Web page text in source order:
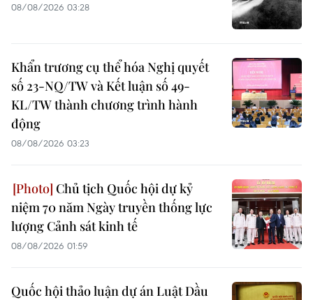
08/08/2026 03:28
Khẩn trương cụ thể hóa Nghị quyết
số 23-NQ/TW và Kết luận số 49-
KL/TW thành chương trình hành
động
08/08/2026 03:23
Chủ tịch Quốc hội dự kỷ
niệm 70 năm Ngày truyền thống lực
lượng Cảnh sát kinh tế
08/08/2026 01:59
Quốc hội thảo luận dự án Luật Dầu